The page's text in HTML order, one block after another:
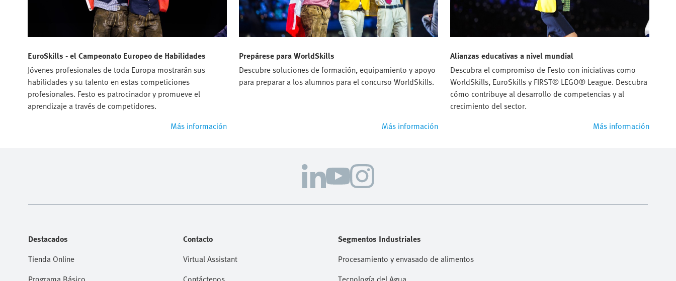
EuroSkills - el Campeonato Europeo de Habilidades
Jóvenes profesionales de toda Europa mostrarán sus
habilidades y su talento en estas competiciones
profesionales. Festo es patrocinador y promueve el
aprendizaje a través de competidores.
Más información
Prepárese para WorldSkills
Descubre soluciones de formación, equipamiento y apoyo
para preparar a los alumnos para el concurso WorldSkills.
Más información
Alianzas educativas a nivel mundial
Descubra el compromiso de Festo con iniciativas como
WorldSkills, EuroSkills y FIRST® LEGO® League. Descubra
cómo contribuye al desarrollo de competencias y al
crecimiento del sector.
Más información
Destacados
Tienda Online
Contacto
Virtual Assistant
Segmentos Industriales
Procesamiento y envasado de alimentos